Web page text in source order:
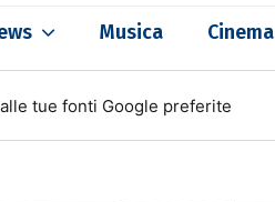
Musica Cinema
alle tue fonti Google preferite